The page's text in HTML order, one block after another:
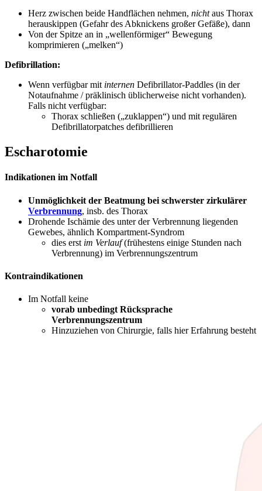
Herz zwischen beide Handflächen nehmen, nichtaus Thorax
herauskippen (Gefahr des Abknickens großer Gefäße), dann
Von der Spitze an in „wellenförmiger“ Bewegung
komprimieren („melken“)
Defibrillation:
Wenn verfügbar mit internen Defibrillator-Paddles (in der
Notaufnahme / präklinisch üblicherweise nicht vorhanden).
Falls nicht verfügbar:
Thorax schließen („zuklappen“) und mit regulären
Defibrillatorpatches defibrillieren
Escharotomie
Indikationen im Notfall
Unmöglichkeit der Beatmung bei schwerster zirkulärer
Verbrennung, insb. des Thorax
Drohende Ischämie des unter der Verbrennung liegenden
Gewebes, ähnlich Kompartment-Syndrom
dies erst im Verlauf(frühestens einige Stunden nach
Verbrennung) im Verbrennungszentrum
Kontraindikationen
Im Notfall keine
vorab unbedingt Rücksprache
Verbrennungszentrum
Hinzuziehen von Chirurgie, falls hier Erfahrung besteht